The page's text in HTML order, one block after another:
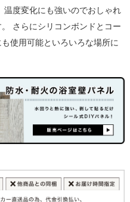
温度変化にも強いのでおしゃれ
さらにシリコンボンドとコー
使用可能といろいろな場所に